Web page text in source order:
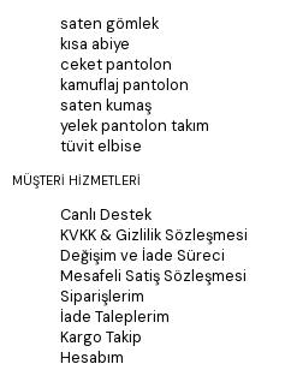
saten gömlek
kısa abiye
ceket pantolon
kamuflaj pantolon
saten kumaş
yelek pantolon takım
tüvit elbise
MÜŞTERİ HİZMETLERİ
Canlı Destek
KVKK & Gizlilik Sözleşmesi
Değişim ve İade Süreci
Mesafeli Satiş Sözleşmesi
Siparişlerim
İade Taleplerim
Kargo Takip
Hesabım